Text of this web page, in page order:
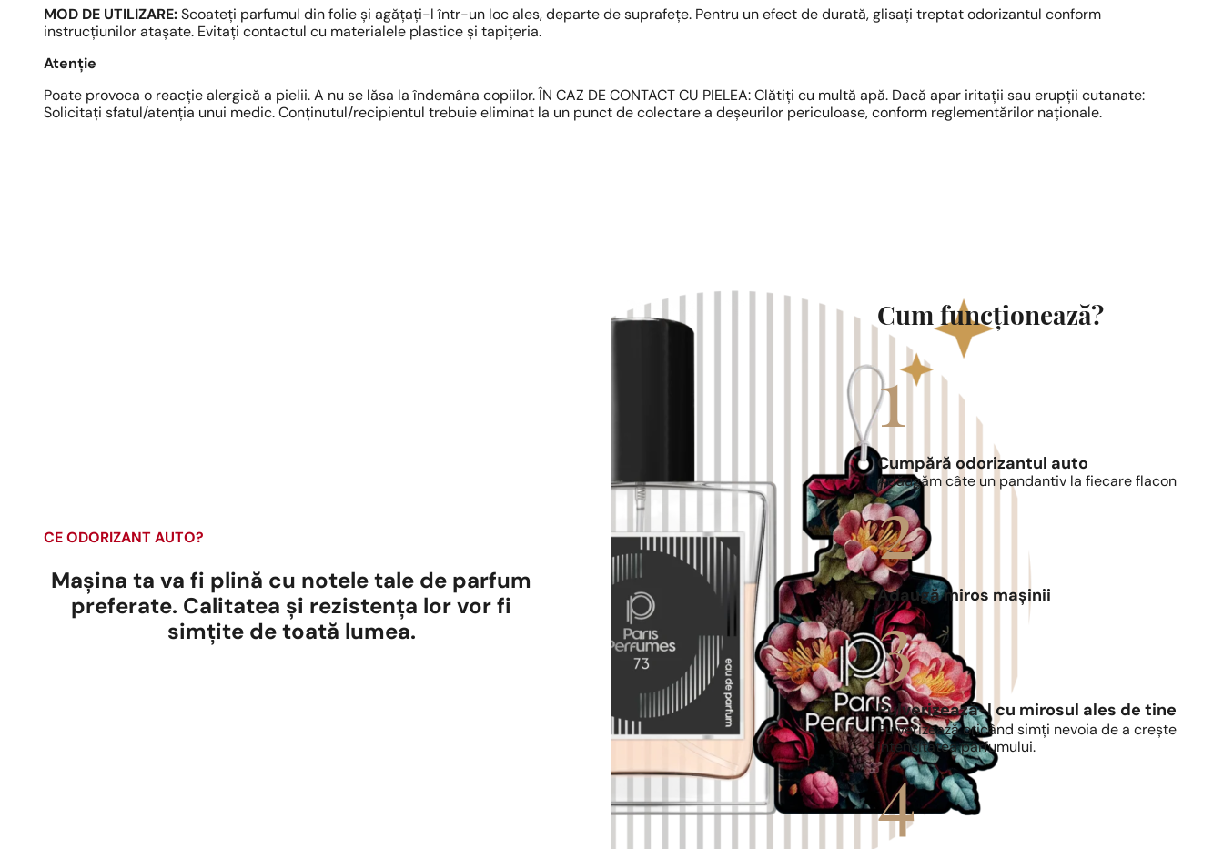
MOD DE UTILIZARE: Scoateți parfumul din folie și agățați-l într-un loc ales, departe de suprafețe. Pentru un efect de durată, glisați treptat odorizantul conform
instrucțiunilor atașate. Evitați contactul cu materialele plastice și tapițeria.
Atenție
Poate provoca o reacție alergică a pielii. A nu se lăsa la îndemâna copiilor. ÎN CAZ DE CONTACT CU PIELEA: Clătiți cu multă apă. Dacă apar iritații sau erupții cutanate:
Solicitați sfatul/atenția unui medic. Conținutul/recipientul trebuie eliminat la un punct de colectare a deșeurilor periculoase, conform reglementărilor naționale.
CE ODORIZANT AUTO?
Mașina ta va fi plină cu notele tale de parfum
preferate. Calitatea și rezistența lor vor fi
simțite de toată lumea.
Cum funcționează?
Cumpără odorizantul auto
Adăugăm câte un pandantiv la fiecare flacon
Adaugă miros mașinii
Pulverizează-l cu mirosul ales de tine
Pulverizează oricând simți nevoia de a crește
intensitatea parfumului.